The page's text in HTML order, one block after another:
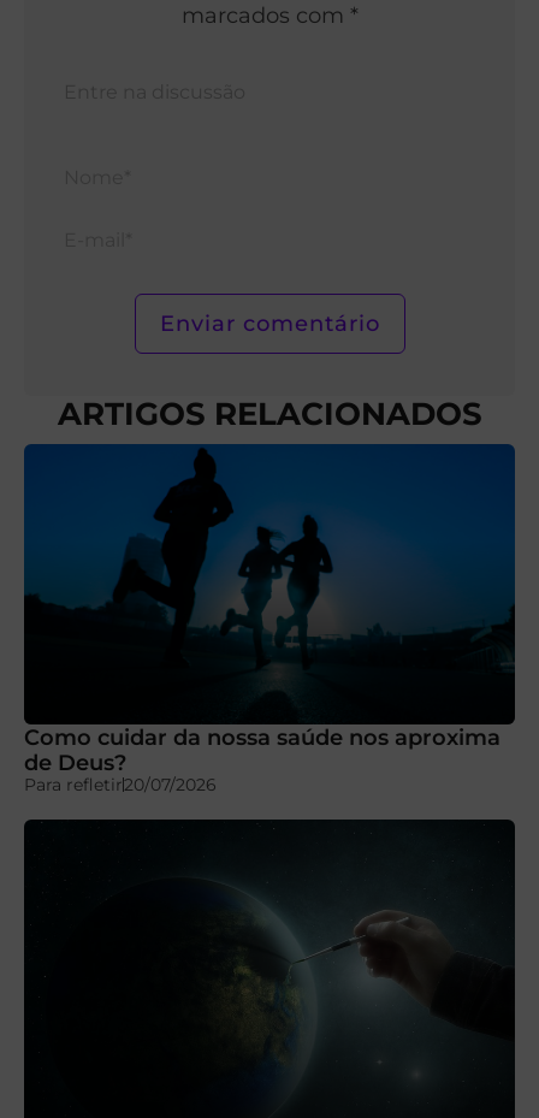
marcados com *
ARTIGOS RELACIONADOS
Como cuidar da nossa saúde nos aproxima
de Deus?
Para refletir20/07/2026